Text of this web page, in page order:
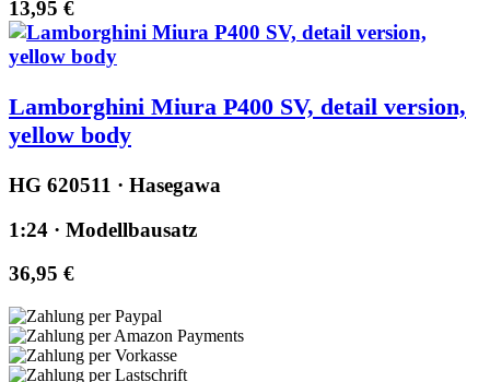
13,95 €
Lamborghini Miura P400 SV, detail version,
yellow body
HG 620511 · Hasegawa
1:24 · Modellbausatz
36,95 €